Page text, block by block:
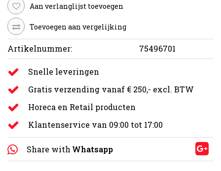
Aan verlanglijst toevoegen
Toevoegen aan vergelijking
Artikelnummer: 75496701
Snelle leveringen
Gratis verzending vanaf € 250,- excl. BTW
Horeca en Retail producten
Klantenservice van 09:00 tot 17:00
Share with Whatsapp